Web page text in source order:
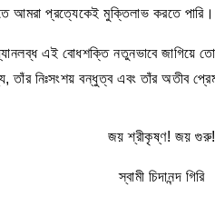
আমরা প্রত্যেকেই মুক্তিলাভ করতে পারি।
এই বোধশক্তি নতুনভাবে জাগিয়ে
নিঃসংশয় বন্ধুত্ব এবং তাঁর অতীব
জয় শ্রীকৃষ্ণ! জয় গুরু!
স্বামী চিদানন্দ গিরি